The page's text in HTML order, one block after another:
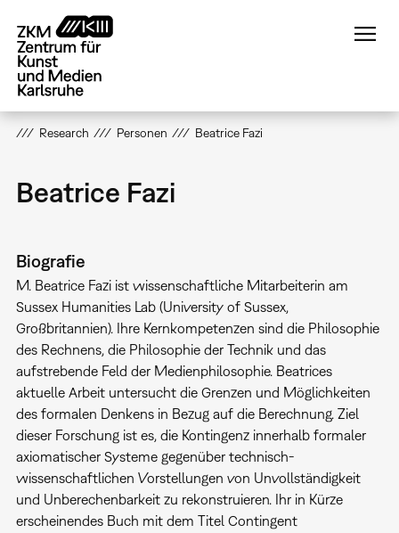
zum
Inhalt
Research Personen Beatrice Fazi
Beatrice Fazi
Biografie
M. Beatrice Fazi ist wissenschaftliche Mitarbeiterin am
Sussex Humanities Lab (University of Sussex,
Großbritannien). Ihre Kernkompetenzen sind die Philosophie
des Rechnens, die Philosophie der Technik und das
aufstrebende Feld der Medienphilosophie. Beatrices
aktuelle Arbeit untersucht die Grenzen und Möglichkeiten
des formalen Denkens in Bezug auf die Berechnung. Ziel
dieser Forschung ist es, die Kontingenz innerhalb formaler
axiomatischer Systeme gegenüber technisch-
wissenschaftlichen Vorstellungen von Unvollständigkeit
und Unberechenbarkeit zu rekonstruieren. Ihr in Kürze
erscheinendes Buch mit dem Titel Contingent